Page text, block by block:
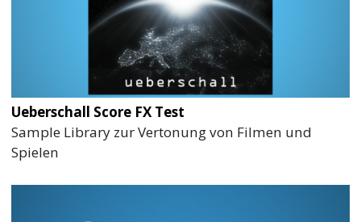
Ueberschall Score FX Test
Sample Library zur Vertonung von Filmen und
Spielen